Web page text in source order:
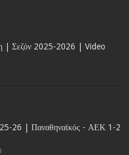
| Σεζόν 2025-2026 | Video
25-26 | Παναθηναϊκός - ΑΕΚ 1-2